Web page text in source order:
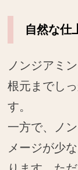
自然な仕
ノンジアミ
根元までし
す。
一方で、ノ
メージが少